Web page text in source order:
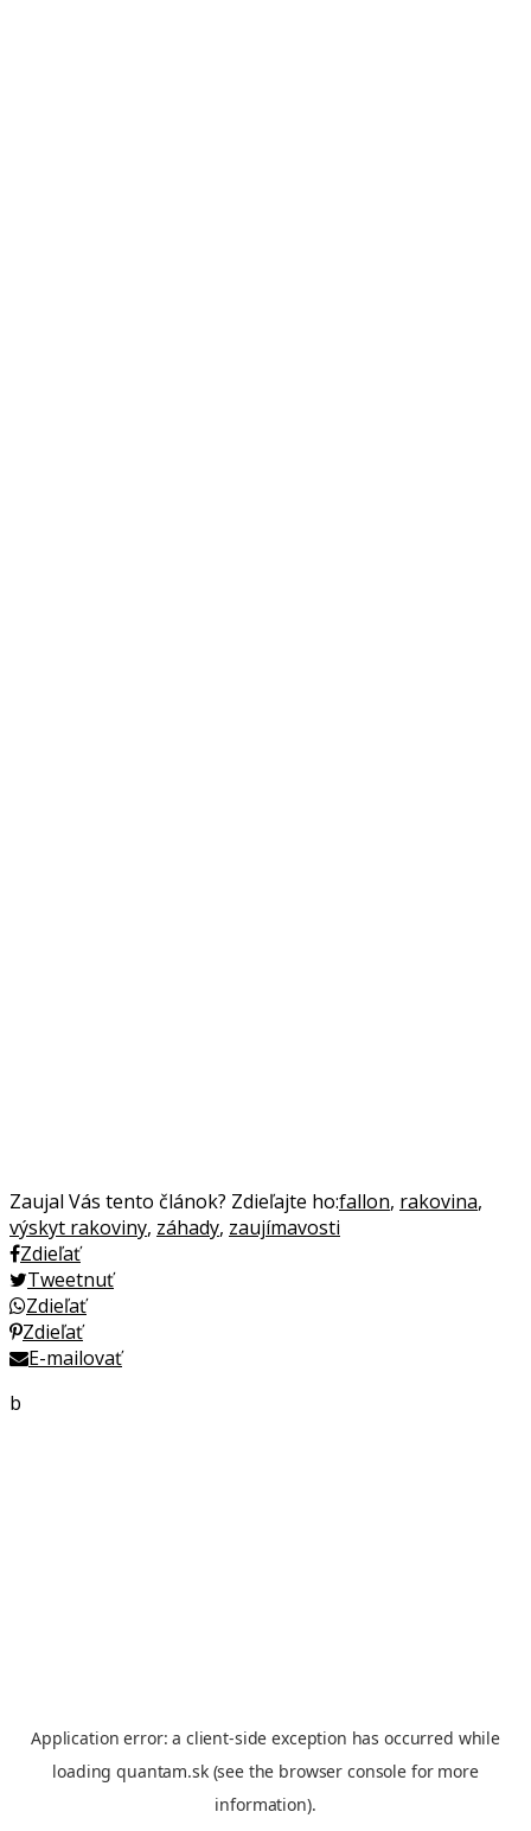
Zaujal Vás tento článok? Zdieľajte ho:fallon, rakovina,
výskyt rakoviny, záhady, zaujímavosti
Zdieľať
Tweetnuť
Zdieľať
Zdieľať
E-mailovať
b